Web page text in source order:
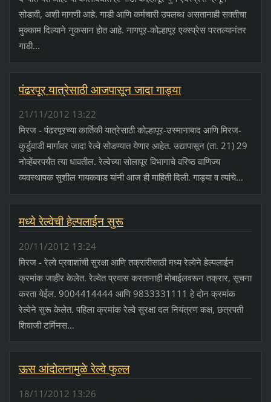
सोडावी, अशी मागणी आहे. गाडी आणि कर्मचारी उपलब्ध असतानाही सक्तीचा
मुक्काम दिल्याने नुकसान होत आहे. नागपूर-कोल्हापूर एक्‍स्प्रेस परतल्यानंतर
गाडी...
पंढरपूर यात्रेसाठी आजपासून जादा गाड्या
21/11/2012 13:22
मिरज - पंढरपूरच्या कार्तिकी यात्रेसाठी कोल्हापूर-उस्मानाबाद आणि मिरज-
कुर्डुवाडी मार्गावर जादा रेल्वे सोडण्यात येणार आहेत. उद्यापासून (ता. 21) 29
नोव्हेंबरपर्यंत त्या धावतील. रेल्वेच्या सोलापूर विभागाचे वरिष्ठ वाणिज्य
व्यवस्थापक सुशील गायकवाड यांनी आज ही माहिती दिली. गाड्या व त्यांचे...
मध्ये रेल्वेची हेल्पलाईन सुरू
20/11/2012 13:24
मिरज - रेल्वे प्रवाशांची सुरक्षा आणि तक्रारीसाठी मध्य रेल्वेने हेल्पलाईन
क्रमांक जाहीर केलेत. रेल्वेत प्रवास करतानाही मोबाईलवरून तक्रार, सूचना
करता येईल. 9004414444 आणि 9833331111 हे दोन क्रमांक
रेल्वेने सुरू केलेत. पहिला क्रमांक रेल्वे सुरक्षा दल नियंत्रण कक्ष, छत्रपती
शिवाजी टर्मिनस...
ऊस आंदोलनामुळे रेल्वे फुल्ल
18/11/2012 13:26